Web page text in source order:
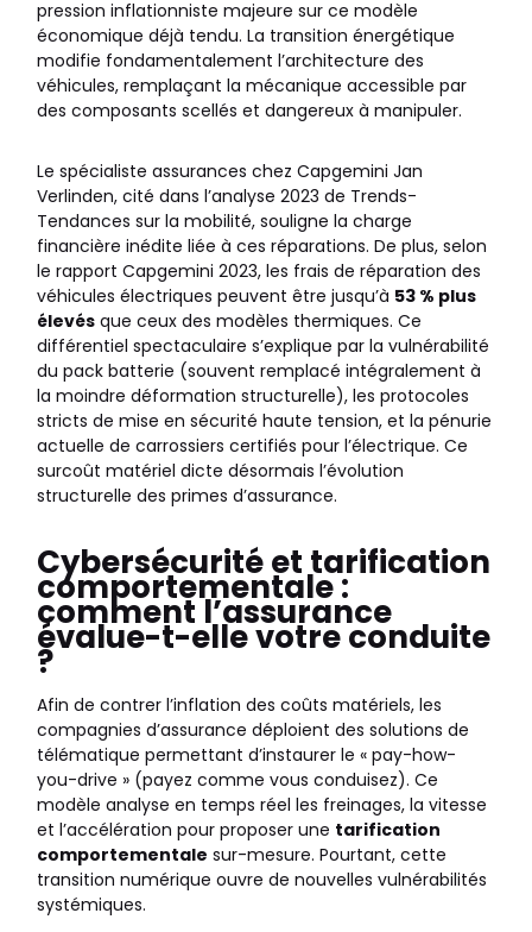
pression inflationniste majeure sur ce modèle
économique déjà tendu. La transition énergétique
modifie fondamentalement l’architecture des
véhicules, remplaçant la mécanique accessible par
des composants scellés et dangereux à manipuler.
Le spécialiste assurances chez Capgemini Jan
Verlinden, cité dans l’analyse 2023 de Trends-
Tendances sur la mobilité, souligne la charge
financière inédite liée à ces réparations. De plus, selon
le rapport Capgemini 2023, les frais de réparation des
véhicules électriques peuvent être jusqu’à 53 % plus
élevés que ceux des modèles thermiques. Ce
différentiel spectaculaire s’explique par la vulnérabilité
du pack batterie (souvent remplacé intégralement à
la moindre déformation structurelle), les protocoles
stricts de mise en sécurité haute tension, et la pénurie
actuelle de carrossiers certifiés pour l’électrique. Ce
surcoût matériel dicte désormais l’évolution
structurelle des primes d’assurance.
Cybersécurité et tarification
comportementale :
comment l’assurance
évalue-t-elle votre conduite
?
Afin de contrer l’inflation des coûts matériels, les
compagnies d’assurance déploient des solutions de
télématique permettant d’instaurer le « pay-how-
you-drive » (payez comme vous conduisez). Ce
modèle analyse en temps réel les freinages, la vitesse
et l’accélération pour proposer une tarification
comportementale sur-mesure. Pourtant, cette
transition numérique ouvre de nouvelles vulnérabilités
systémiques.